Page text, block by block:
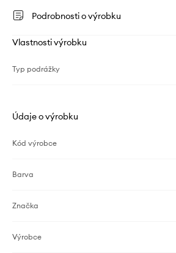
Podrobnosti o výrobku
Vlastnosti výrobku
Typ podrážky
Údaje o výrobku
Kód výrobce
Barva
Značka
Výrobce